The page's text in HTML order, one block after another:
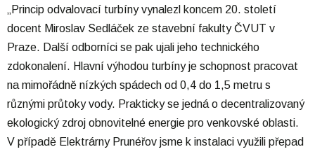
„Princip odvalovací turbíny vynalezl koncem 20. století
docent Miroslav Sedláček ze stavební fakulty ČVUT v
Praze. Další odborníci se pak ujali jeho technického
zdokonalení. Hlavní výhodou turbíny je schopnost pracovat
na mimořádně nízkých spádech od 0,4 do 1,5 metru s
různými průtoky vody. Prakticky se jedná o decentralizovaný
ekologický zdroj obnovitelné energie pro venkovské oblasti.
V případě Elektrárny Prunéřov jsme k instalaci využili přepad